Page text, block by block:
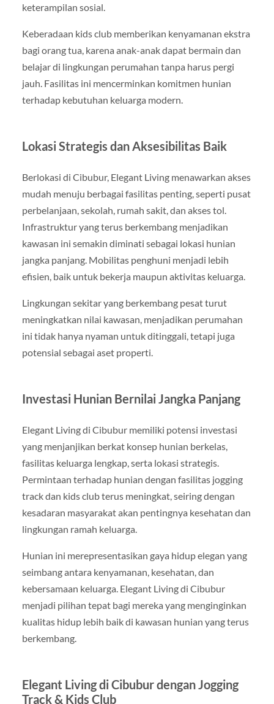
keterampilan sosial.
Keberadaan kids club memberikan kenyamanan ekstra
bagi orang tua, karena anak-anak dapat bermain dan
belajar di lingkungan perumahan tanpa harus pergi
jauh. Fasilitas ini mencerminkan komitmen hunian
terhadap kebutuhan keluarga modern.
Lokasi Strategis dan Aksesibilitas Baik
Berlokasi di Cibubur, Elegant Living menawarkan akses
mudah menuju berbagai fasilitas penting, seperti pusat
perbelanjaan, sekolah, rumah sakit, dan akses tol.
Infrastruktur yang terus berkembang menjadikan
kawasan ini semakin diminati sebagai lokasi hunian
jangka panjang. Mobilitas penghuni menjadi lebih
efisien, baik untuk bekerja maupun aktivitas keluarga.
Lingkungan sekitar yang berkembang pesat turut
meningkatkan nilai kawasan, menjadikan perumahan
ini tidak hanya nyaman untuk ditinggali, tetapi juga
potensial sebagai aset properti.
Investasi Hunian Bernilai Jangka Panjang
Elegant Living di Cibubur memiliki potensi investasi
yang menjanjikan berkat konsep hunian berkelas,
fasilitas keluarga lengkap, serta lokasi strategis.
Permintaan terhadap hunian dengan fasilitas jogging
track dan kids club terus meningkat, seiring dengan
kesadaran masyarakat akan pentingnya kesehatan dan
lingkungan ramah keluarga.
Hunian ini merepresentasikan gaya hidup elegan yang
seimbang antara kenyamanan, kesehatan, dan
kebersamaan keluarga. Elegant Living di Cibubur
menjadi pilihan tepat bagi mereka yang menginginkan
kualitas hidup lebih baik di kawasan hunian yang terus
berkembang.
Elegant Living di Cibubur dengan Jogging
Track & Kids Club